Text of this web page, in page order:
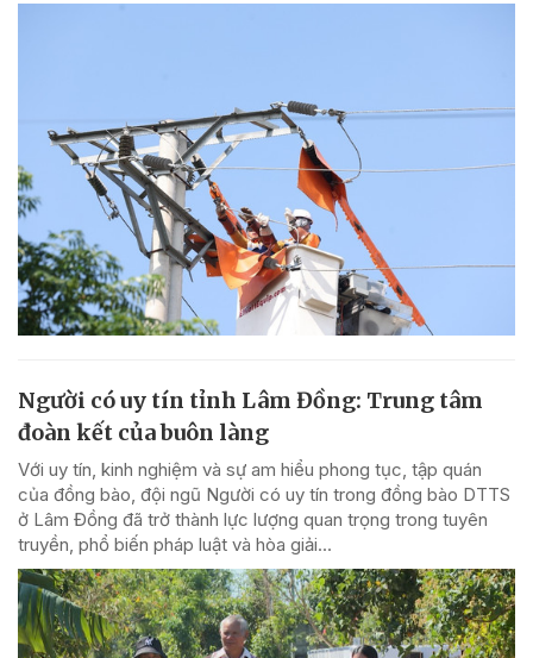
Người có uy tín tỉnh Lâm Đồng: Trung tâm
đoàn kết của buôn làng
Với uy tín, kinh nghiệm và sự am hiểu phong tục, tập quán
của đồng bào, đội ngũ Người có uy tín trong đồng bào DTTS
ở Lâm Đồng đã trở thành lực lượng quan trọng trong tuyên
truyền, phổ biến pháp luật và hòa giải...